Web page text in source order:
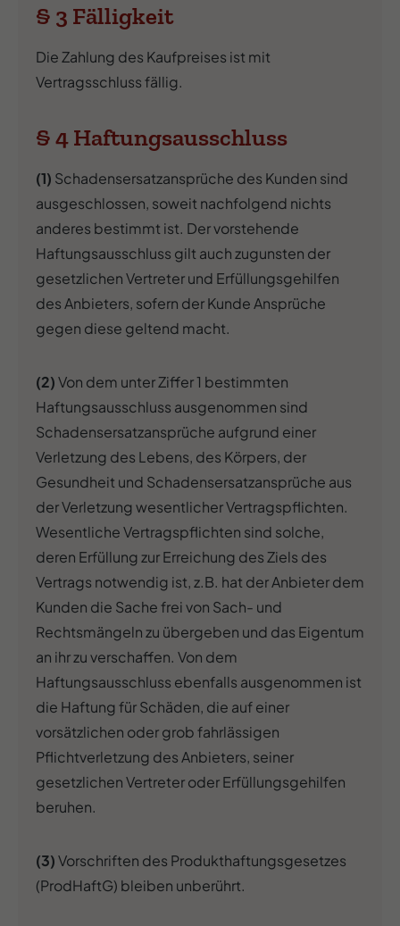
§ 3 Fälligkeit
Die Zahlung des Kaufpreises ist mit
Vertragsschluss fällig.
§ 4 Haftungsausschluss
(1) Schadensersatzansprüche des Kunden sind
ausgeschlossen, soweit nachfolgend nichts
anderes bestimmt ist. Der vorstehende
Haftungsausschluss gilt auch zugunsten der
gesetzlichen Vertreter und Erfüllungsgehilfen
des Anbieters, sofern der Kunde Ansprüche
gegen diese geltend macht.
(2)Von dem unter Ziffer 1 bestimmten
Haftungsausschluss ausgenommen sind
Schadensersatzansprüche aufgrund einer
Verletzung des Lebens, des Körpers, der
Gesundheit und Schadensersatzansprüche aus
der Verletzung wesentlicher Vertragspflichten.
Wesentliche Vertragspflichten sind solche,
deren Erfüllung zur Erreichung des Ziels des
Vertrags notwendig ist, z.B. hat der Anbieter dem
Kunden die Sache frei von Sach- und
Rechtsmängeln zu übergeben und das Eigentum
an ihr zu verschaffen. Von dem
Haftungsausschluss ebenfalls ausgenommen ist
die Haftung für Schäden, die auf einer
vorsätzlichen oder grob fahrlässigen
Pflichtverletzung des Anbieters, seiner
gesetzlichen Vertreter oder Erfüllungsgehilfen
beruhen.
(3)Vorschriften des Produkthaftungsgesetzes
(ProdHaftG) bleiben unberührt.